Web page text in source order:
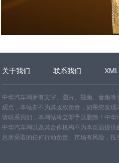
关于我们 联系我们
网站地图 TXT
中华汽车网所有文字、图片、视频、音频
观点，本站亦不为其版权负责，如果您发现
请联系我们，本网站将立即予以删除！中华
中华汽车网以及其合作机构不为本页面提
息所采取的任何行动负责。市场有风险，投